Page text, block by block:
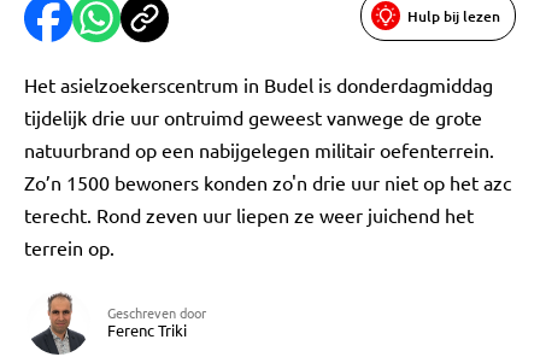
Hulp bij lezen
Het asielzoekerscentrum in Budel is donderdagmiddag
tijdelijk drie uur ontruimd geweest vanwege de grote
natuurbrand op een nabijgelegen militair oefenterrein.
Zo’n 1500 bewoners konden zo'n drie uur niet op het azc
terecht. Rond zeven uur liepen ze weer juichend het
terrein op.
Geschreven door
Ferenc Triki